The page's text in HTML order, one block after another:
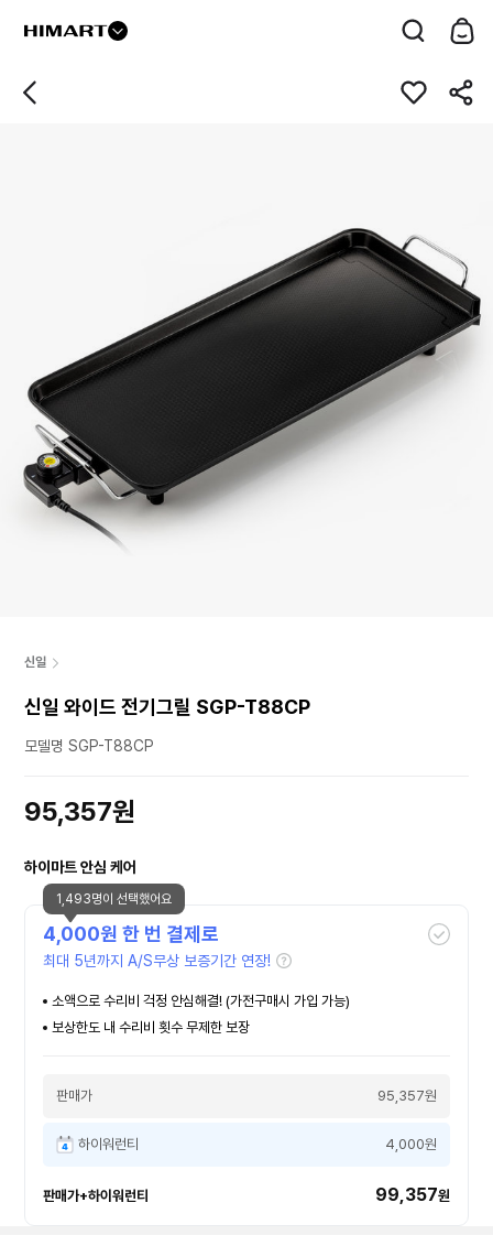
신일
신일 와이드 전기그릴 SGP-T88CP
모델명 SGP-T88CP
95,357원
하이마트 안심 케어
4,000원 한 번 결제로
최대 5년까지 A/S무상 보증기간 연장!
소액으로 수리비 걱정 안심해결! (가전구매시 가입 가능)
보상한도 내 수리비 횟수 무제한 보장
판매가 95,357원
하이워런티 4,000원
판매가+하이워런티 99,357원
1,493명이 선택했어요